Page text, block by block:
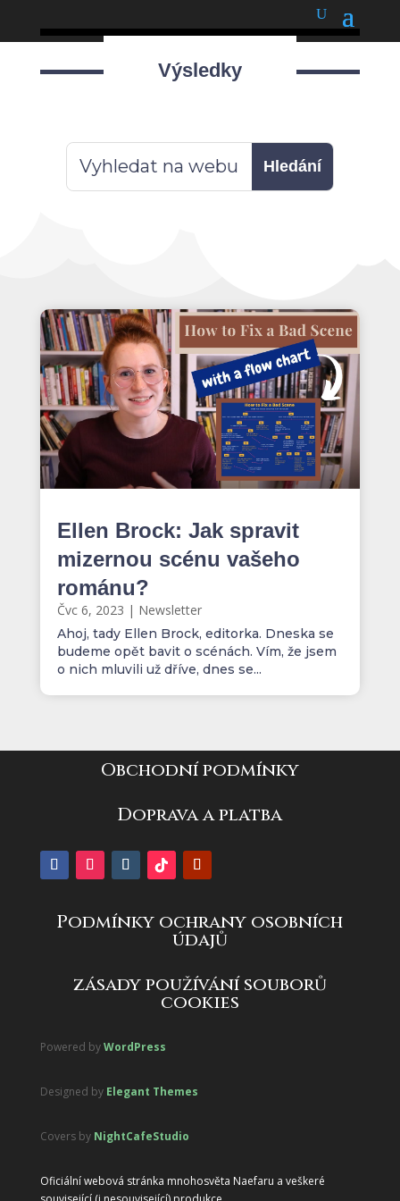
Výsledky
Ellen Brock: Jak spravit
mizernou scénu vašeho
románu?
Čvc 6, 2023 | Newsletter
Ahoj, tady Ellen Brock, editorka. Dneska se
budeme opět bavit o scénách. Vím, že jsem
o nich mluvili už dříve, dnes se...
Obchodní podmínky
Doprava a platba
Podmínky ochrany osobních
údajů
zásady používání souborů
cookies
Powered byWordPress
Designed by Elegant Themes
Covers by NightCafeStudio
Oficiální webová stránka mnohosvěta Naefaru a veškeré